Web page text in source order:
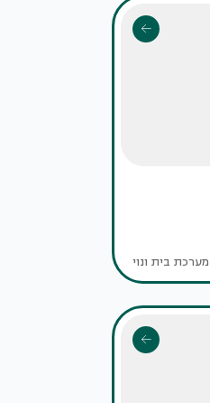
מערכת בית ונוי